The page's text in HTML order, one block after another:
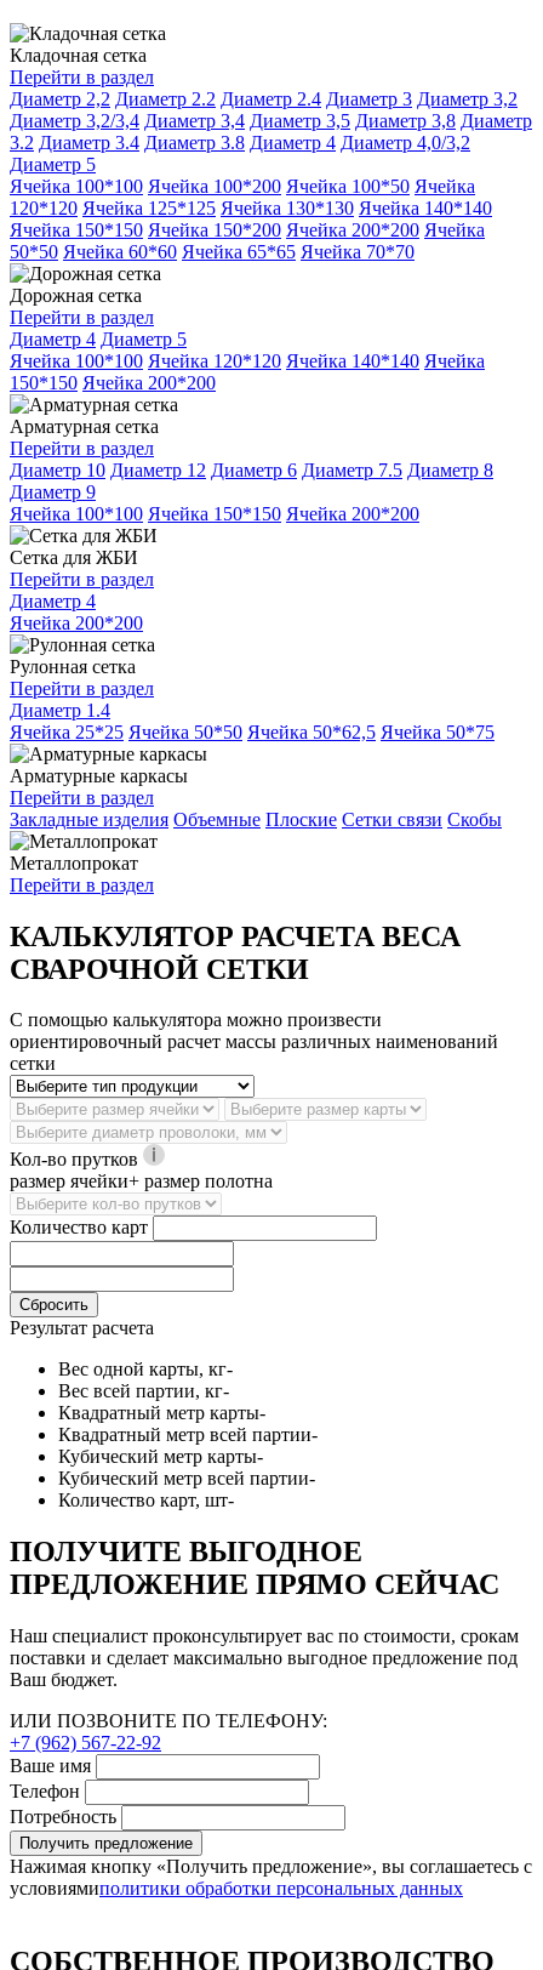
Кладочная сетка
Перейти в раздел
Диаметр 2,2 Диаметр 2.2 Диаметр 2.4 Диаметр 3 Диаметр 3,2
Диаметр 3,2/3,4 Диаметр 3,4 Диаметр 3,5 Диаметр 3,8 Диаметр
3.2 Диаметр 3.4 Диаметр 3.8 Диаметр 4 Диаметр 4,0/3,2
Диаметр 5
Ячейка 100*100 Ячейка 100*200 Ячейка 100*50 Ячейка
120*120 Ячейка 125*125 Ячейка 130*130 Ячейка 140*140
Ячейка 150*150 Ячейка 150*200 Ячейка 200*200 Ячейка
50*50 Ячейка 60*60 Ячейка 65*65 Ячейка 70*70
Дорожная сетка
Перейти в раздел
Диаметр 4 Диаметр 5
Ячейка 100*100 Ячейка 120*120 Ячейка 140*140 Ячейка
150*150 Ячейка 200*200
Арматурная сетка
Перейти в раздел
Диаметр 10 Диаметр 12 Диаметр 6 Диаметр 7.5 Диаметр 8
Диаметр 9
Ячейка 100*100 Ячейка 150*150 Ячейка 200*200
Сетка для ЖБИ
Перейти в раздел
Диаметр 4
Ячейка 200*200
Рулонная сетка
Перейти в раздел
Диаметр 1.4
Ячейка 25*25 Ячейка 50*50 Ячейка 50*62,5 Ячейка 50*75
Арматурные каркасы
Перейти в раздел
Закладные изделия Объемные Плоские Сетки связи Скобы
Металлопрокат
Перейти в раздел
КАЛЬКУЛЯТОР РАСЧЕТА ВЕСА
СВАРОЧНОЙ СЕТКИ
С помощью калькулятора можно произвести
ориентировочный расчет массы различных наименований
сетки
Кол-во прутков
размер ячейки+ размер полотна
Количество карт
Сбросить
Результат расчета
Вес одной карты, кг-
Вес всей партии, кг-
Квадратный метр карты-
Квадратный метр всей партии-
Кубический метр карты-
Кубический метр всей партии-
Количество карт, шт-
ПОЛУЧИТЕ ВЫГОДНОЕ
ПРЕДЛОЖЕНИЕ ПРЯМО СЕЙЧАС
Наш специалист проконсультирует вас по стоимости, срокам
поставки и сделает максимально выгодное предложение под
Ваш бюджет.
ИЛИ ПОЗВОНИТЕ ПО ТЕЛЕФОНУ:
+7 (962) 567-22-92
Ваше имя
Телефон
Потребность
Получить предложение
Нажимая кнопку «Получить предложение», вы соглашаетесь с
условиямиполитики обработки персональных данных
СОБСТВЕННОЕ ПРОИЗВОДСТВО